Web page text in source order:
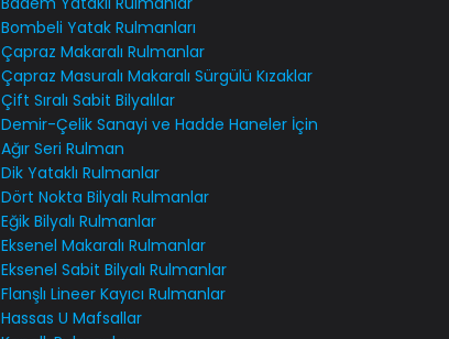
Bombeli Yatak Rulmanları
Çapraz Makaralı Rulmanlar
Çapraz Masuralı Makaralı Sürgülü Kızaklar
Çift Sıralı Sabit Bilyalılar
Demir-Çelik Sanayi ve Hadde Haneler İçin
Ağır Seri Rulman
Dik Yataklı Rulmanlar
Dört Nokta Bilyalı Rulmanlar
Eğik Bilyalı Rulmanlar
Eksenel Makaralı Rulmanlar
Eksenel Sabit Bilyalı Rulmanlar
Flanşlı Lineer Kayıcı Rulmanlar
Hassas U Mafsallar